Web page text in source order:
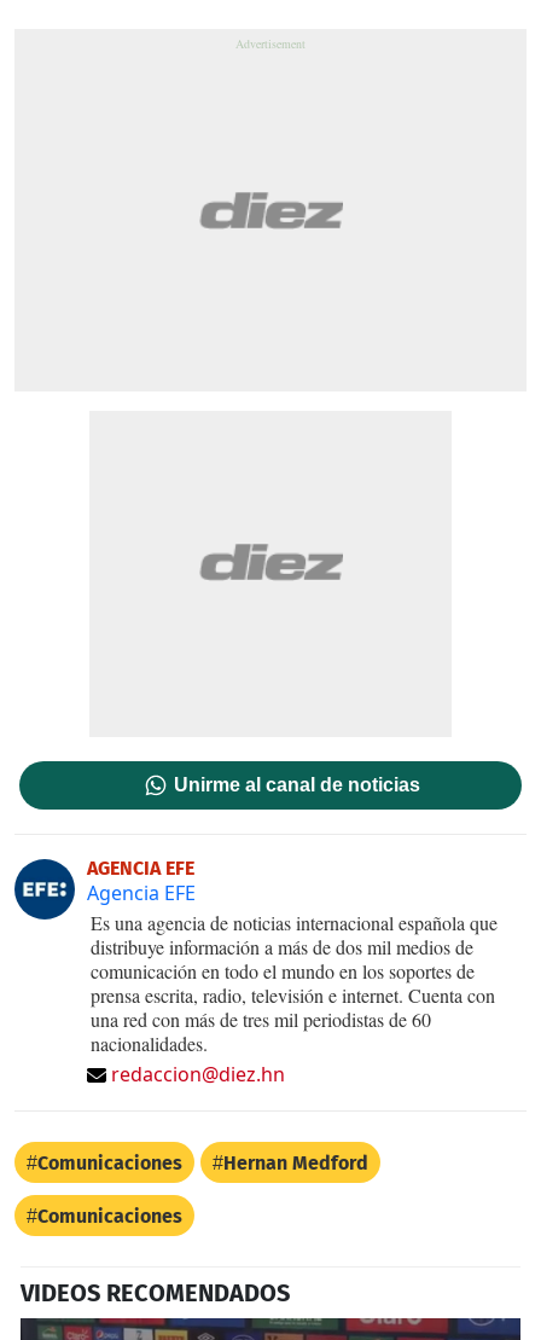
Unirme al canal de noticias
AGENCIA EFE
Agencia EFE
Es una agencia de noticias internacional española que
distribuye información a más de dos mil medios de
comunicación en todo el mundo en los soportes de
prensa escrita, radio, televisión e internet. Cuenta con
una red con más de tres mil periodistas de 60
nacionalidades.
redaccion@diez.hn
Comunicaciones Hernan Medford
Comunicaciones
VIDEOS RECOMENDADOS